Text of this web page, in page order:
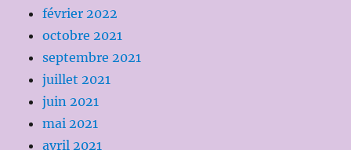
février 2022
octobre 2021
septembre 2021
juillet 2021
juin 2021
mai 2021
avril 2021